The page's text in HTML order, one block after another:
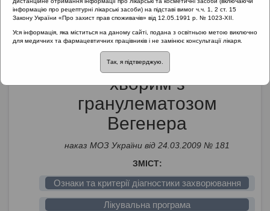
Протокол надання
медичної допомоги
хворим з
гранулематозом
Вегенера
наказ МОЗ України від 24.03.2009 № 181
ЗМІСТ:
Ознаки та критерії діагностики захворювання
Лікувальна програма
інформацію про рецептурні лікарські засоби) на підставі вимог ч.ч. 1, 2 ст. 15
Закону України «Про захист прав споживачів» від 12.05.1991 р. № 1023-XII.
Уся інформація, яка міститься на даному сайті, подана з освітньою метою виключно
для медичних та фармацевтичних працівників і не замінює консультації лікаря.
Так, я підтверджую.